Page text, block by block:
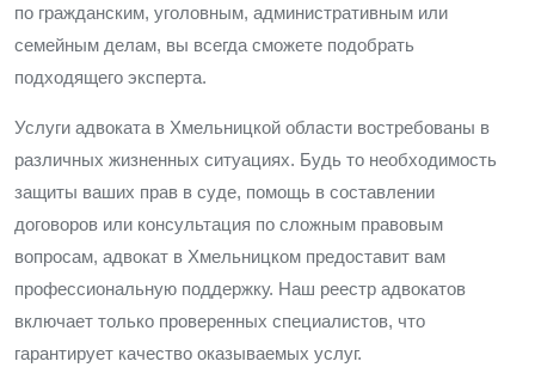
по гражданским, уголовным, административным или
семейным делам, вы всегда сможете подобрать
подходящего эксперта.
Услуги адвоката в Хмельницкой области востребованы в
различных жизненных ситуациях. Будь то необходимость
защиты ваших прав в суде, помощь в составлении
договоров или консультация по сложным правовым
вопросам, адвокат в Хмельницком предоставит вам
профессиональную поддержку. Наш реестр адвокатов
включает только проверенных специалистов, что
гарантирует качество оказываемых услуг.